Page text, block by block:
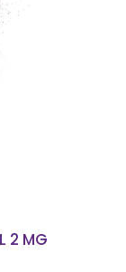
2 MG